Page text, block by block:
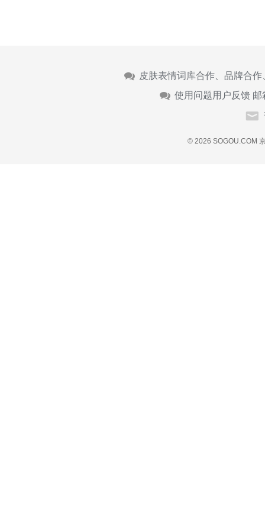
皮肤表情词库合作、品牌合
使用问题用户反馈 邮
© 2026 SOGOU.COM